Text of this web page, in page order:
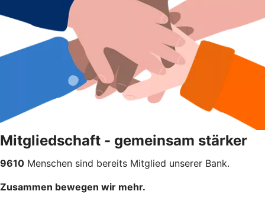
Mitgliedschaft - gemeinsam stärker
9610 Menschen sind bereits Mitglied unserer Bank.
Zusammen bewegen wir mehr.